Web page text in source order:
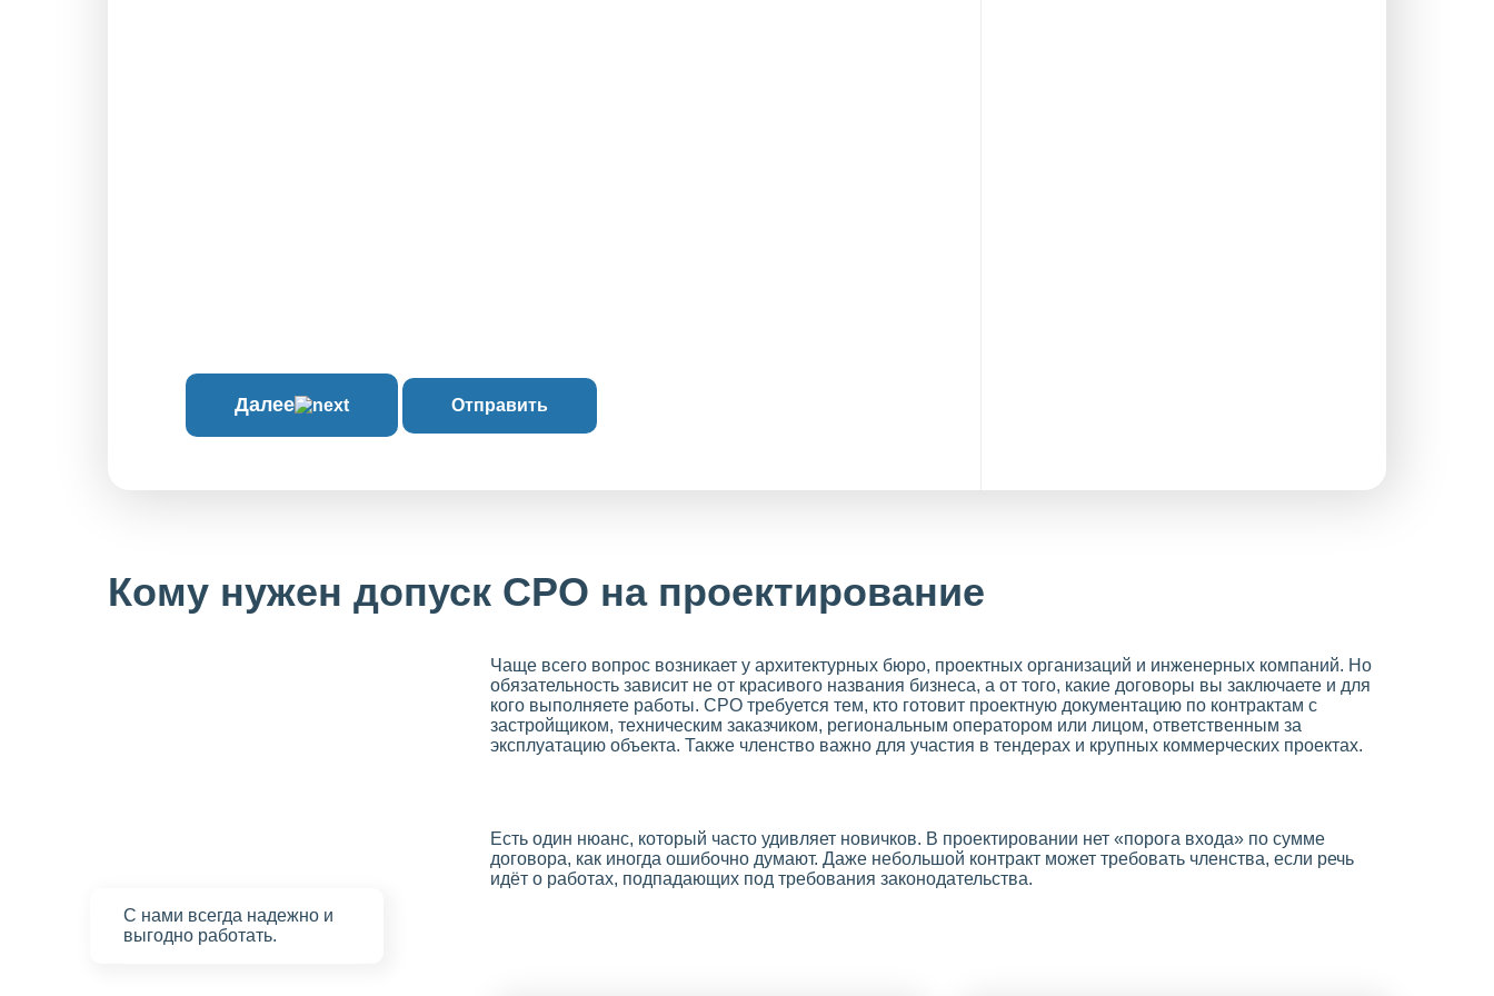
Далее Отправить
Кому нужен допуск СРО на проектирование
С нами всегда надежно и
выгодно работать.
Чаще всего вопрос возникает у архитектурных бюро, проектных организаций и инженерных компаний. Но
обязательность зависит не от красивого названия бизнеса, а от того, какие договоры вы заключаете и для
кого выполняете работы. СРО требуется тем, кто готовит проектную документацию по контрактам с
застройщиком, техническим заказчиком, региональным оператором или лицом, ответственным за
эксплуатацию объекта. Также членство важно для участия в тендерах и крупных коммерческих проектах.
Есть один нюанс, который часто удивляет новичков. В проектировании нет «порога входа» по сумме
договора, как иногда ошибочно думают. Даже небольшой контракт может требовать членства, если речь
идёт о работах, подпадающих под требования законодательства.